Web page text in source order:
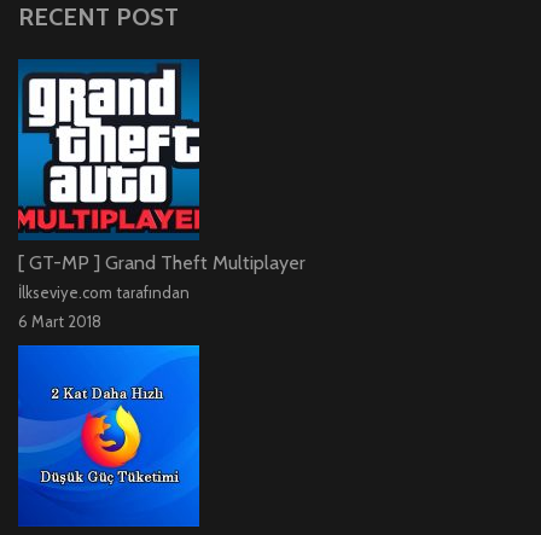
RECENT POST
[ GT-MP ] Grand Theft Multiplayer
İlkseviye.com tarafından
6 Mart 2018